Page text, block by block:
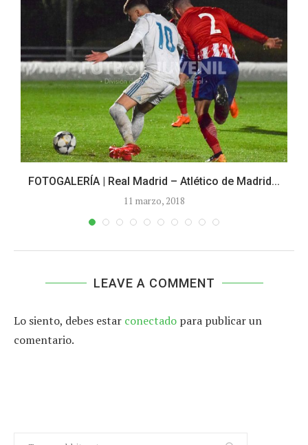
FOTOGALERÍA | Real Madrid – Atlético de Madrid...
11 marzo, 2018
LEAVE A COMMENT
Lo siento, debes estar conectado para publicar un
comentario.